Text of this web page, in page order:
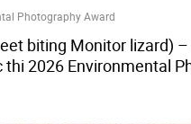
Photography Award
biting Monitor lizard)
2026 Environmental